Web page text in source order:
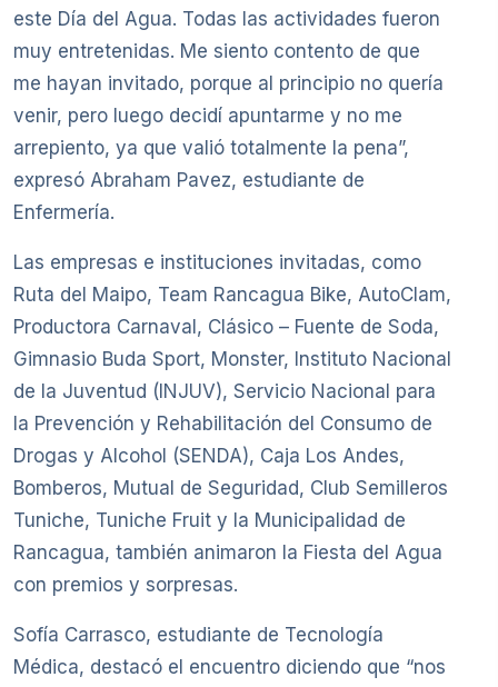
este Día del Agua. Todas las actividades fueron
muy entretenidas. Me siento contento de que
me hayan invitado, porque al principio no quería
venir, pero luego decidí apuntarme y no me
arrepiento, ya que valió totalmente la pena”,
expresó Abraham Pavez, estudiante de
Enfermería.
Las empresas e instituciones invitadas, como
Ruta del Maipo, Team Rancagua Bike, AutoClam,
Productora Carnaval, Clásico – Fuente de Soda,
Gimnasio Buda Sport, Monster, Instituto Nacional
de la Juventud (INJUV), Servicio Nacional para
la Prevención y Rehabilitación del Consumo de
Drogas y Alcohol (SENDA), Caja Los Andes,
Bomberos, Mutual de Seguridad, Club Semilleros
Tuniche, Tuniche Fruit y la Municipalidad de
Rancagua, también animaron la Fiesta del Agua
con premios y sorpresas.
Sofía Carrasco, estudiante de Tecnología
Médica, destacó el encuentro diciendo que “nos